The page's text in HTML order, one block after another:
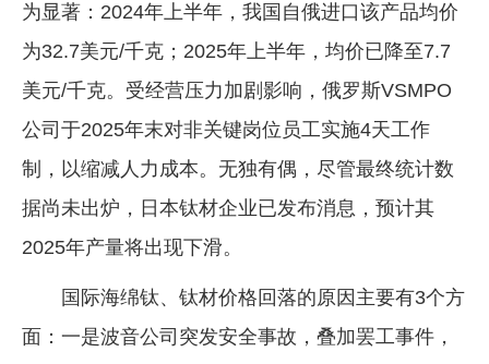
为显著：2024年上半年，我国自俄进口该产品均价
为32.7美元/千克；2025年上半年，均价已降至7.7
美元/千克。受经营压力加剧影响，俄罗斯VSMPO
公司于2025年末对非关键岗位员工实施4天工作
制，以缩减人力成本。无独有偶，尽管最终统计数
据尚未出炉，日本钛材企业已发布消息，预计其
2025年产量将出现下滑。
国际海绵钛、钛材价格回落的原因主要有3个方
面：一是波音公司突发安全事故，叠加罢工事件，